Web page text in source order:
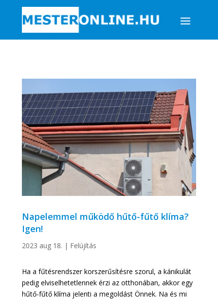
Napelemmel működő hűtő-fűtő klíma?
Igen!
2023 aug 18. | Felújítás
Ha a fűtésrendszer korszerűsítésre szorul, a kánikulát
pedig elviselhetetlennek érzi az otthonában, akkor egy
hűtő-fűtő klíma jelenti a megoldást Önnek. Na és mi